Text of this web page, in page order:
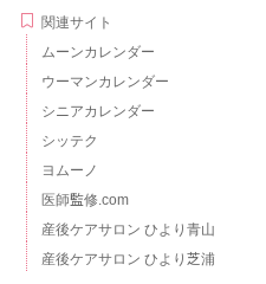
関連サイト
ムーンカレンダー
ウーマンカレンダー
シニアカレンダー
シッテク
ヨムーノ
医師監修.com
産後ケアサロン ひより青山
産後ケアサロン ひより芝浦